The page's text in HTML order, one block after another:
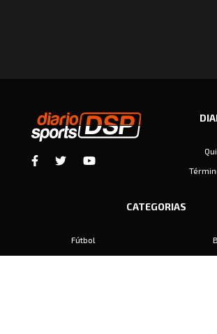
CATEGORIAS
Fútbol